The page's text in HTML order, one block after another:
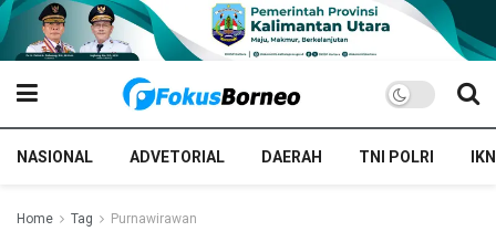
NASIONAL ADVETORIAL DAERAH TNI POLRI IKN
Home Tag Purnawirawan